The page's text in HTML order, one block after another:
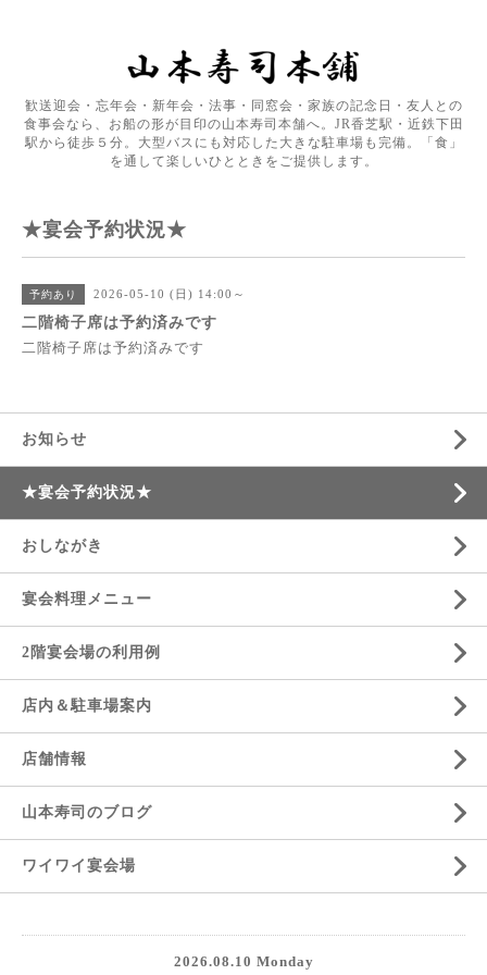
歓送迎会・忘年会・新年会・法事・同窓会・家族の記念日・友人との
食事会なら、お船の形が目印の山本寿司本舗へ。JR香芝駅・近鉄下田
駅から徒歩５分。大型バスにも対応した大きな駐車場も完備。「食」
を通して楽しいひとときをご提供します。
★宴会予約状況★
予約あり 2026-05-10 (日) 14:00～
二階椅子席は予約済みです
二階椅子席は予約済みです
お知らせ
★宴会予約状況★
おしながき
宴会料理メニュー
2階宴会場の利用例
店内＆駐車場案内
店舗情報
山本寿司のブログ
ワイワイ宴会場
2026.08.10 Monday